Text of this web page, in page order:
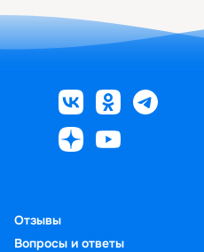
Отзывы
Вопросы и ответы